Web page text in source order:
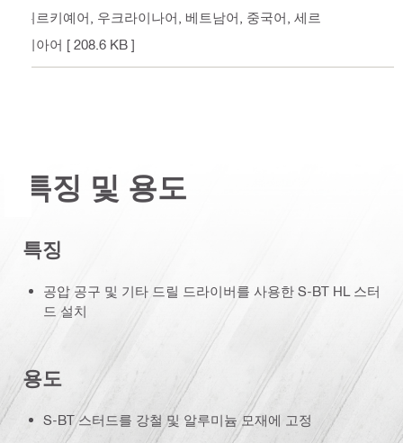
튀르키예어, 우크라이나어, 베트남어, 중국어, 세르
비아어 [ 208.6 KB ]
특징 및 용도
특징
공압 공구 및 기타 드릴 드라이버를 사용한 S-BT HL 스터
드 설치
용도
S-BT 스터드를 강철 및 알루미늄 모재에 고정